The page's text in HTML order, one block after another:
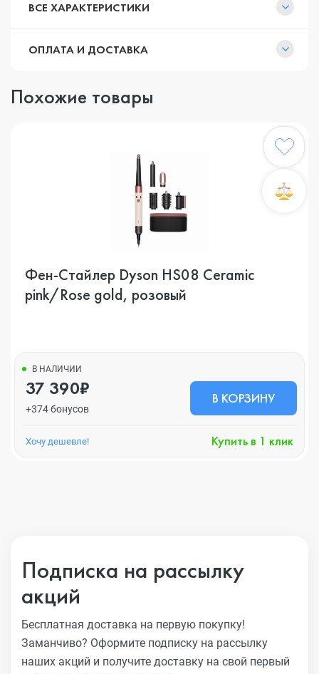
ВСЕ ХАРАКТЕРИСТИКИ
ОПЛАТА И ДОСТАВКА
Похожие товары
Фен-Стайлер Dyson HS08 Ceramic
pink/Rose gold, розовый
В НАЛИЧИИ
37 390₽
+374 бонусов
В КОРЗИНУ
Хочу дешевле! Купить в 1 клик
Подписка на рассылку
акций
Бесплатная доставка на первую покупку!
Заманчиво? Оформите подписку на рассылку
наших акций и получите доставку на свой первый